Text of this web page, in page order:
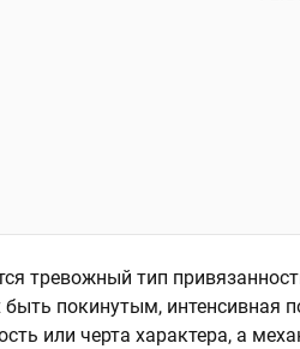
тревожный тип
быть покинутым,
или черта характера, а